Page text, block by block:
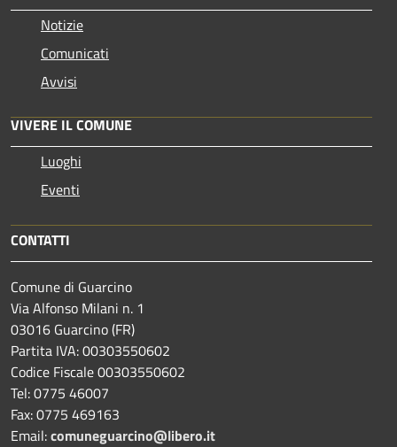
Notizie
Comunicati
Avvisi
VIVERE IL COMUNE
Luoghi
Eventi
CONTATTI
Comune di Guarcino
Via Alfonso Milani n. 1
03016 Guarcino (FR)
Partita IVA: 00303550602
Codice Fiscale 00303550602
Tel: 0775 46007
Fax: 0775 469163
Email:comuneguarcino@libero.it